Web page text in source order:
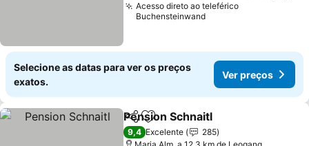
Acesso direto ao teleférico
Buchensteinwand
Selecione as datas para ver os preços
exatos.
Ver preços
PartilharAdicionar aos favoritos
Pension Schnaitl
9,4 Excelente
285